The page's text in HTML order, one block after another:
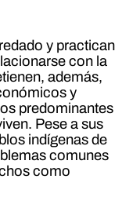
y practican
con la
además,
y
predominantes
Pese a sus
indígenas de
comunes
como